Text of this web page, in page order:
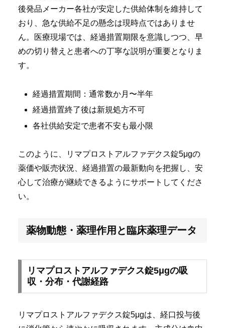
後発品メーカー各社が安定した供給体制を維持して
おり、急な供給不足の懸念は現時点ではありませ
ん。医療現場では、経過措置期限を意識しつつ、早
めの切り替えと患者への丁寧な説明が重要となりま
す。
経過措置期間：通常数か月〜半年
経過措置終了後は新規処方不可
各社供給安定で患者不安も最小限
このように、リマプロストアルファデクス錠5μgの
薬価や販売状況、経過措置の最新動向を把握し、安
心して治療が継続できるようにサポートしてくださ
い。
薬物動態・薬理作用と臨床薬理データ
リマプロストアルファデクス錠5μgの吸
収・分布・代謝経路
リマプロストアルファデクス錠5μgは、経口投与後